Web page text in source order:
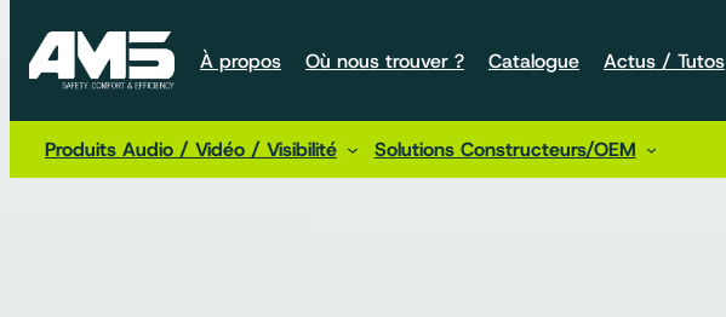
À propos Où nous trouver ? Catalogue Actus / Tutos
Produits Audio / Vidéo / Visibilité Solutions Constructeurs/OEM